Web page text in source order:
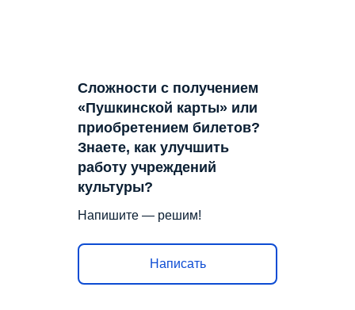
Сложности с получением
«Пушкинской карты» или
приобретением билетов?
Знаете, как улучшить
работу учреждений
культуры?
Напишите — решим!
Написать